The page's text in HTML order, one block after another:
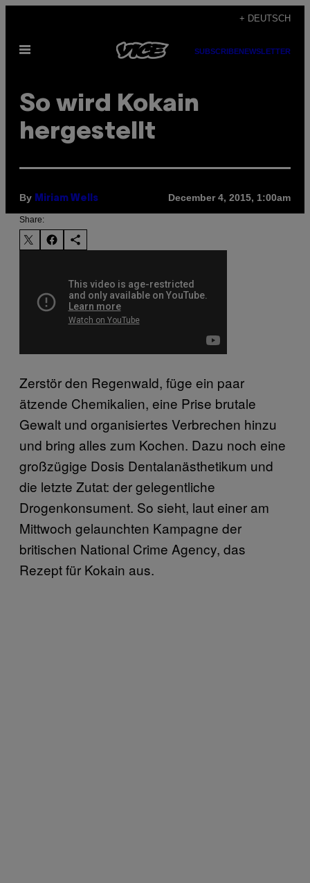
content
+ DEUTSCH
Open
SUBSCRIBENEWSLETTER
So wird Kokain
hergestellt
By Miriam Wells December 4, 2015, 1:00am
Share:
Zerstör den Regenwald, füge ein paar
ätzende Chemikalien, eine Prise brutale
Gewalt und organisiertes Verbrechen hinzu
und bring alles zum Kochen. Dazu noch eine
großzügige Dosis Dentalanästhetikum und
die letzte Zutat: der gelegentliche
Drogenkonsument. So sieht, laut einer am
Mittwoch gelaunchten Kampagne der
britischen National Crime Agency, das
Rezept für Kokain aus.